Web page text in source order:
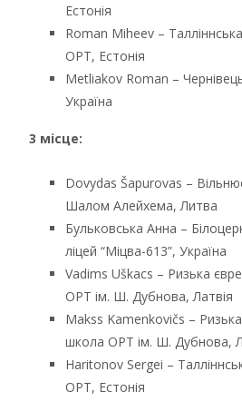
Естонія
Roman Miheev –
ОРТ, Естонія
Metliakov Roman –
Україна
3 місце:
Dovydas Šapurovas –
Шалом Алейхема, Литва
Бульковська Анна –
ліцей “Міцва-613”, Україна
Vadims Uškacs – Ризька
ОРТ ім. Ш. Дубнова, Латвія
Makss Kamenkovičs –
школа ОРТ ім. Ш. Дубнова,
Haritonov Sergei –
ОРТ, Естонія